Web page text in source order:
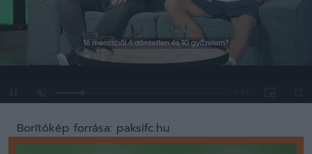
0%
Borítókép forrása: paksifc.hu